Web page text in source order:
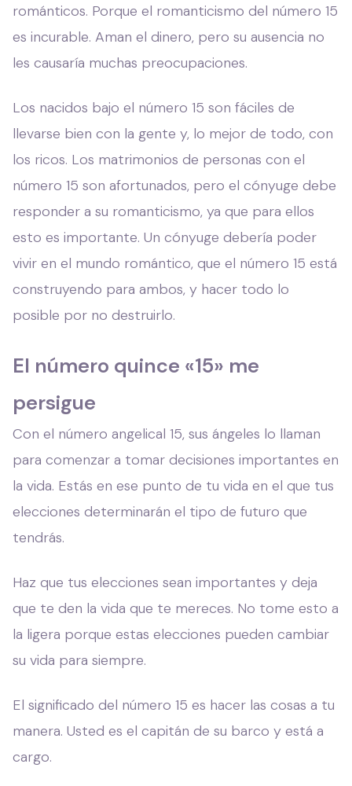
románticos. Porque el romanticismo del número 15
es incurable. Aman el dinero, pero su ausencia no
les causaría muchas preocupaciones.
Los nacidos bajo el número 15 son fáciles de
llevarse bien con la gente y, lo mejor de todo, con
los ricos. Los matrimonios de personas con el
número 15 son afortunados, pero el cónyuge debe
responder a su romanticismo, ya que para ellos
esto es importante. Un cónyuge debería poder
vivir en el mundo romántico, que el número 15 está
construyendo para ambos, y hacer todo lo
posible por no destruirlo.
El número quince «15» me
persigue
Con el número angelical 15, sus ángeles lo llaman
para comenzar a tomar decisiones importantes en
la vida. Estás en ese punto de tu vida en el que tus
elecciones determinarán el tipo de futuro que
tendrás.
Haz que tus elecciones sean importantes y deja
que te den la vida que te mereces. No tome esto a
la ligera porque estas elecciones pueden cambiar
su vida para siempre.
El significado del número 15 es hacer las cosas a tu
manera. Usted es el capitán de su barco y está a
cargo.